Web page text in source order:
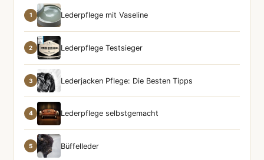
1 Lederpflege mit Vaseline
2 Lederpflege Testsieger
3 Lederjacken Pflege: Die Besten Tipps
4 Lederpflege selbstgemacht
5 Büffelleder